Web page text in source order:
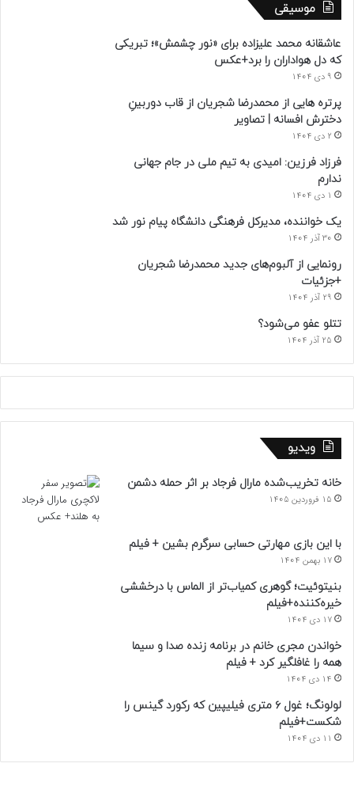
موسیقی
عاشقانه محمد علیزاده برای «نور چشمش»؛ تبریکی
که دل هواداران را برد+عکس
9 دی 1404
پرتره هایی از محمدرضا شجریان از قاب دوربینِ
دخترش افسانه | تصاویر
2 دی 1404
فرزاد فرزین: امیدی به تیم ملی در جام جهانی
ندارم
1 دی 1404
یک خواننده، مدیرکل فرهنگی دانشگاه پیام نور شد
30 آذر 1404
رونمایی از آلبوم‌های جدید محمدرضا شجریان
+جزئیات
29 آذر 1404
تتلو عفو می‌شود؟
25 آذر 1404
ویدیو
خانه تخریب‌شده مارال فرجاد بر اثر حمله دشمن
15 فروردین 1405
با این بازی مهارتی حسابی سرگرم بشین + فیلم
17 بهمن 1404
بنیتوئیت؛ گوهری کمیاب‌تر از الماس با درخششی
خیره‌کننده+فیلم
17 دی 1404
خواندن مجری خانم در برنامه زنده صدا و سیما
همه را غافلگیر کرد + فیلم
14 دی 1404
لولونگ؛ غول ۶ متری فیلیپین که رکورد گینس را
شکست+فیلم
11 دی 1404